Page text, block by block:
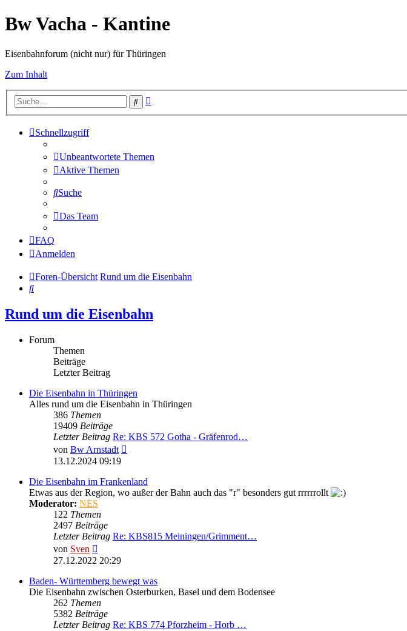
Bw Vacha - Kantine
Eisenbahnforum (nicht nur) für Thüringen
Zum Inhalt
Suche
Schnellzugriff
Unbeantwortete Themen
Aktive Themen
Suche
Das Team
FAQ
Anmelden
Foren-Übersicht Rund um die Eisenbahn
Suche
Rund um die Eisenbahn
Forum
Themen
Beiträge
Letzter Beitrag
Die Eisenbahn in Thüringen
Alles rund um die Eisenbahn in Thüringen
386 Themen
19409 Beiträge
Letzter Beitrag Re: KBS 572 Gotha - Gräfenrod…
von Bw Arnstadt
13.12.2024 09:19
Die Eisenbahn im Frankenland
Etwas aus der Region, wo außer der Bahn auch das "r" besonders gut rrrrrrollt
Moderator: NES
122 Themen
2497 Beiträge
Letzter Beitrag Re: KBS815 Meiningen/Grimment…
von Sven
Beitrag
27.12.2022 20:29
Baden- Württemberg bewegt was
Die Eisenbahn zwischen Osterburken, Basel und dem Bodensee
262 Themen
5382 Beiträge
Letzter Beitrag Re: KBS 774 Pforzheim - Horb …